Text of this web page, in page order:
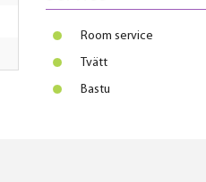
Room service
Tvätt
Bastu